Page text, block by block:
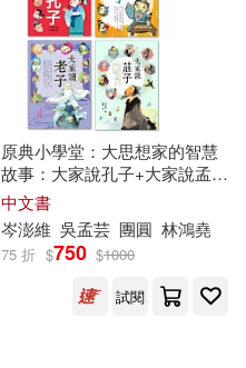
原典小學堂：大思想家的智慧
故事：大家說孔子+大家說孟子
+大家讀老子+大家說莊子
中文書
岑澎維 吳孟芸 團圓 林鴻堯
75 折 $750 $1000
試閱